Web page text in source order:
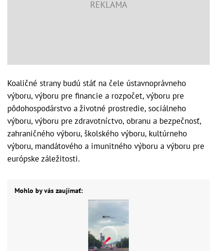
Koaličné strany budú stáť na čele ústavnoprávneho
výboru, výboru pre financie a rozpočet, výboru pre
pôdohospodárstvo a životné prostredie, sociálneho
výboru, výboru pre zdravotníctvo, obranu a bezpečnosť,
zahraničného výboru, školského výboru, kultúrneho
výboru, mandátového a imunitného výboru a výboru pre
európske záležitosti.
Mohlo by vás zaujímať: